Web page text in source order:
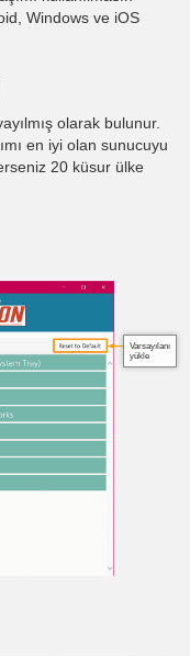
Windows ve iOS
olarak bulunur.
en iyi olan sunucuyu
20 küsur ülke
Varsayılanı
yükle